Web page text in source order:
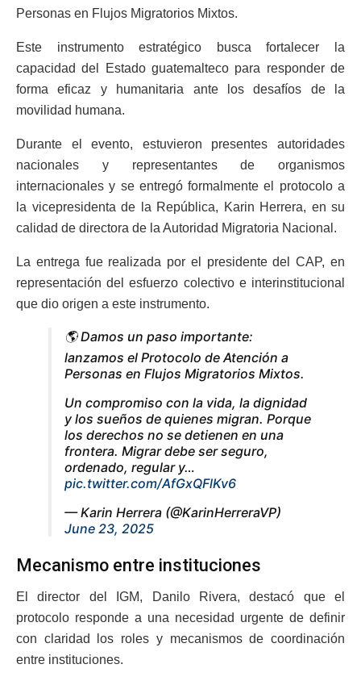
Personas en Flujos Migratorios Mixtos.
Este instrumento estratégico busca fortalecer la
capacidad del Estado guatemalteco para responder de
forma eficaz y humanitaria ante los desafíos de la
movilidad humana.
Durante el evento, estuvieron presentes autoridades
nacionales y representantes de organismos
internacionales y se entregó formalmente el protocolo a
la vicepresidenta de la República, Karin Herrera, en su
calidad de directora de la Autoridad Migratoria Nacional.
La entrega fue realizada por el presidente del CAP, en
representación del esfuerzo colectivo e interinstitucional
que dio origen a este instrumento.
🌎 Damos un paso importante:
lanzamos el Protocolo de Atención a
Personas en Flujos Migratorios Mixtos.
Un compromiso con la vida, la dignidad
y los sueños de quienes migran. Porque
los derechos no se detienen en una
frontera. Migrar debe ser seguro,
ordenado, regular y…
pic.twitter.com/AfGxQFlKv6
— Karin Herrera (@KarinHerreraVP)
June 23, 2025
Mecanismo entre instituciones
El director del IGM, Danilo Rivera, destacó que el
protocolo responde a una necesidad urgente de definir
con claridad los roles y mecanismos de coordinación
entre instituciones.